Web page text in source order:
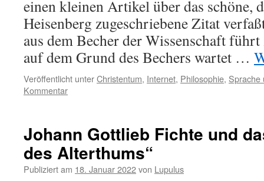
einen kleinen Artikel über das schöne,
Heisenberg zugeschriebene Zitat
aus dem Becher der Wissenschaft
auf dem Grund des Bechers wartet …
Veröffentlicht unterChristentum, Internet, Philosophie, Sprache
Kommentar
Johann Gottlieb Fichte und
des Alterthums“
Publiziert am 18. Januar 2022von Lupulus